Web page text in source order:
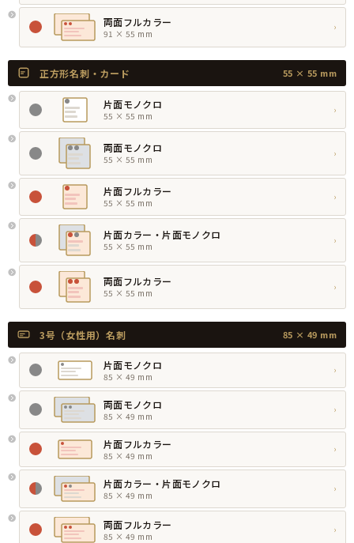
両面フルカラー
91 × 55 mm
›
正方形名刺・カード 55 × 55 mm
片面モノクロ
55 × 55 mm
›
両面モノクロ
55 × 55 mm
›
片面フルカラー
55 × 55 mm
›
片面カラー・片面モノクロ
55 × 55 mm
›
両面フルカラー
55 × 55 mm
›
3号（女性用）名刺 85 × 49 mm
片面モノクロ
85 × 49 mm
›
両面モノクロ
85 × 49 mm
›
片面フルカラー
85 × 49 mm
›
片面カラー・片面モノクロ
85 × 49 mm
›
両面フルカラー
85 × 49 mm
›